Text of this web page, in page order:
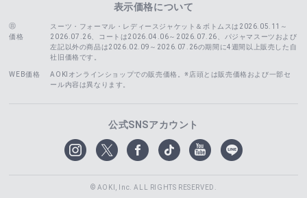
表示価格について
価格
スーツ・フォーマル・レディースジャケット＆ボトムスは2026.05.11～
2026.07.26、コートは2026.04.06～2026.07.26、
パジャマスーツおよび
左記以外の商品は2026.02.09～2026.07.26の期間に4週間以上販売した自
社旧価格です。
WEB価格
AOKIオンラインショップでの販売価格。※店頭とは販売価格および一部セ
ール内容は異なります。
公式SNSアカウント
© AOKI, Inc. ALL RIGHTS RESERVED.